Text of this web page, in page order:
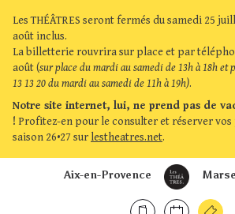
Les THÉÂTRES seront fermés du samedi 25
août inclus.
La billetterie rouvrira sur place et par
août (sur place du mardi au samedi de 13h à 18h et
13 13 20 du mardi au samedi de 11h à 19h).
Notre site internet, lui, ne prend pas de
! Profitez-en pour le consulter et réserver vos
saison 26•27 sur lestheatres.net.
Aix-en-Provence